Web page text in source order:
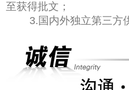
至获得批文；
3.国内外独立第三方供